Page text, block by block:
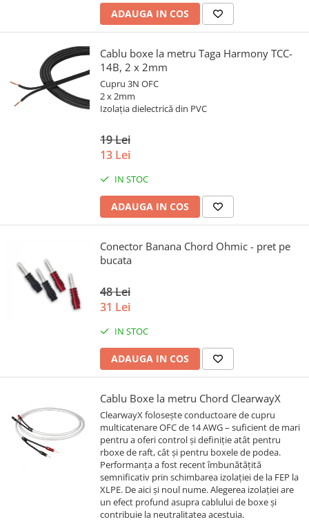
ADAUGA IN COS
Cablu boxe la metru Taga Harmony TCC-
14B, 2 x 2mm
Cupru 3N OFC
2 x 2mm
Izolația dielectrică din PVC
19 Lei
13 Lei
IN STOC
ADAUGA IN COS
Conector Banana Chord Ohmic - pret pe
bucata
48 Lei
31 Lei
IN STOC
ADAUGA IN COS
Cablu Boxe la metru Chord ClearwayX
ClearwayX folosește conductoare de cupru
multicatenare OFC de 14 AWG – suficient de mari
pentru a oferi control și definiție atât pentru
rboxe de raft, cât și pentru boxele de podea.
Performanța a fost recent îmbunătățită
semnificativ prin schimbarea izolației de la FEP la
XLPE. De aici și noul nume. Alegerea izolației are
un efect profund asupra cablului de boxe și
contribuie la neutralitatea acestuia.